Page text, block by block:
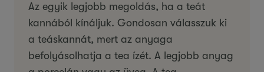
Az egyik legjobb megoldás, ha a teát
kannából kínáljuk. Gondosan válasszuk ki
a teáskannát, mert az anyaga
befolyásolhatja a tea ízét. A legjobb anyag